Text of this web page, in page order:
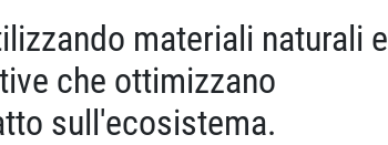
materiali naturali e
che ottimizzano
sull'ecosistema.